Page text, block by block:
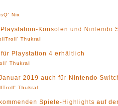
Nix
Playstation-Konsolen und Nintendo
Thukral
Playstation 4 erhältlich
Thukral
2019 auch für Nintendo
Thukral
Spiele-Highlights auf